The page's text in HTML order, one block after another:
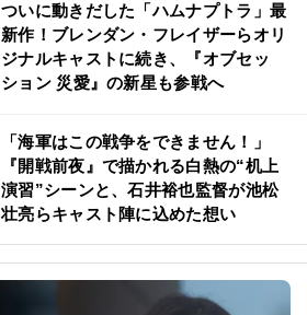
ついに動きだした「ハムナプトラ」最
新作！ブレンダン・フレイザーらオリ
ジナルキャストに続き、『オブセッ
ション 災愛』の新星も参戦へ
「海軍はこの戦争をできません！」
『開戦前夜』で描かれる白熱の“机上
演習”シーンと、石井裕也監督が池松
壮亮らキャスト陣に込めた想い